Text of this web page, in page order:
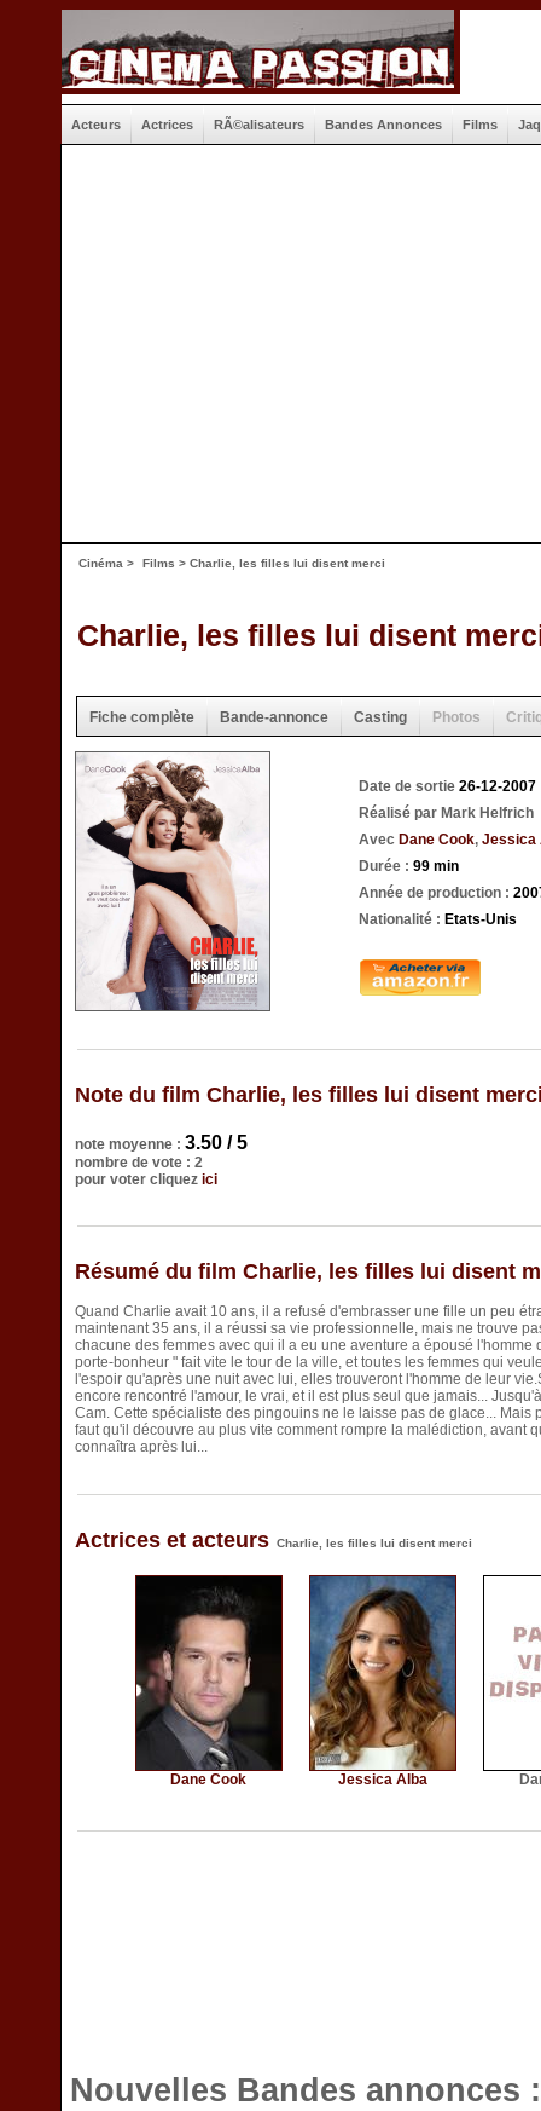
Acteurs Actrices RÃ©alisateurs Bandes Annonces Films
Cinéma > Films > Charlie, les filles lui disent merci
Charlie, les filles lui disent
Fiche complète Bande-annonce Casting Photos
Date de sortie 26-12-2007
Réalisé par Mark Helfrich
Avec Dane Cook, Jessica
Durée : 99 min
Année de production :
Nationalité : Etats-Unis
Note du film Charlie, les filles lui disent
note moyenne : 3.50 / 5
nombre de vote : 2
pour voter cliquez ici
Résumé du film Charlie, les filles lui disent
Quand Charlie avait 10 ans, il a refusé d'embrasser une fille un peu
maintenant 35 ans, il a réussi sa vie professionnelle, mais ne trouve
chacune des femmes avec qui il a eu une aventure a épousé
porte-bonheur " fait vite le tour de la ville, et toutes les femmes qui
l'espoir qu'après une nuit avec lui, elles trouveront l'homme de leur
encore rencontré l'amour, le vrai, et il est plus seul que jamais...
Cam. Cette spécialiste des pingouins ne le laisse pas de glace...
faut qu'il découvre au plus vite comment rompre la malédiction, avant
connaîtra après lui...
Actrices et acteurs Charlie, les filles lui disent merci
Dane Cook Jessica Alba
Nouvelles Bandes annonces